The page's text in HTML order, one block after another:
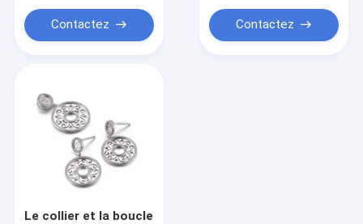
Cas
Pendant argenté de 925 CZ
925 boucles d'oreille argentées de la CZ
Contactez Contactez
Le collier et la boucle